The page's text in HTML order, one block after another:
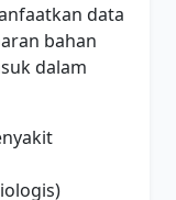
data
bahan
dalam